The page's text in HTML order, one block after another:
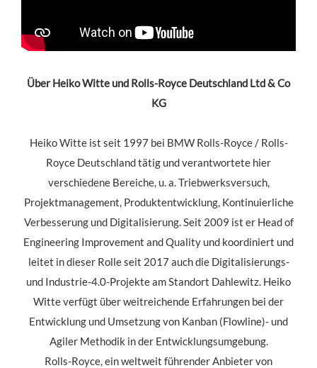
Über Heiko Witte und Rolls-Royce Deutschland Ltd & Co
KG
Heiko Witte ist seit 1997 bei BMW Rolls-Royce / Rolls-
Royce Deutschland tätig und verantwortete hier
verschiedene Bereiche, u. a. Triebwerksversuch,
Projektmanagement, Produktentwicklung, Kontinuierliche
Verbesserung und Digitalisierung. Seit 2009 ist er Head of
Engineering Improvement and Quality und koordiniert und
leitet in dieser Rolle seit 2017 auch die Digitalisierungs-
und Industrie-4.0-Projekte am Standort Dahlewitz. Heiko
Witte verfügt über weitreichende Erfahrungen bei der
Entwicklung und Umsetzung von Kanban (Flowline)- und
Agiler Methodik in der Entwicklungsumgebung.
Rolls-Royce, ein weltweit führender Anbieter von